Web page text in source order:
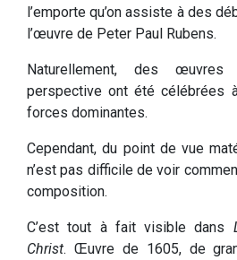
l’emporte qu’on assiste à des
l’œuvre de Peter Paul Rubens.
Naturellement, des
perspective ont été célébrées
forces dominantes.
Cependant, du point de vue
n’est pas difficile de voir
composition.
C’est tout à fait visible dans
Christ. Œuvre de 1605, de